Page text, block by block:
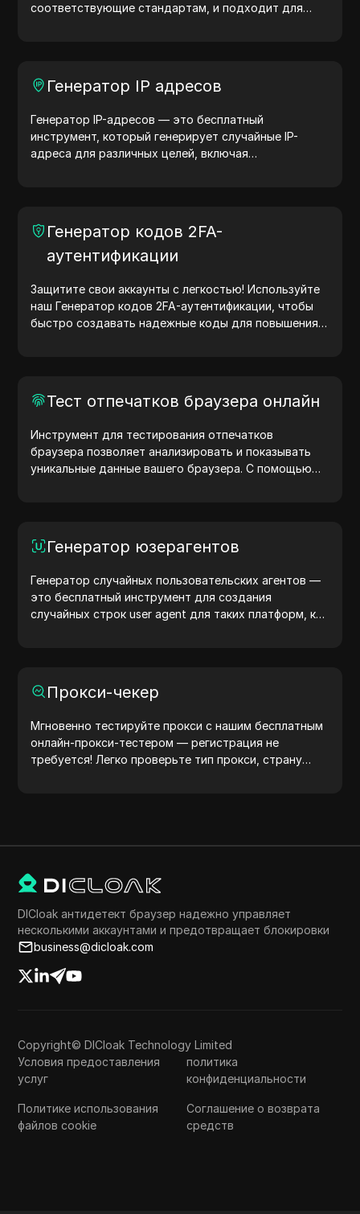
соответствующие стандартам, и подходит для
Генератор IP адресов
Генератор IP-адресов — это бесплатный
инструмент, который генерирует случайные IP-
адреса для различных целей, включая
IP-адресов он позволяет быстро генерировать IP-
адреса для тестирования геолокации, проверки
конфиденциальности и других нужд. Упростите
— генерируйте IP-адреса прямо сейчас!
Генератор кодов 2FA-
аутентификации
Защитите свои аккаунты с легкостью! Используйте
наш Генератор кодов 2FA-аутентификации, чтобы
быстро создавать надежные коды для повышения
Тест отпечатков браузера онлайн
Инструмент для тестирования отпечатков
браузера позволяет анализировать и показывать
уникальные данные вашего браузера. С помощью
Генератор юзерагентов
Генератор случайных пользовательских агентов —
это бесплатный инструмент для создания
случайных строк user agent для таких платформ, как
Упростите свои рабочие процессы — начните
Прокси-чекер
Мгновенно тестируйте прокси с нашим бесплатным
онлайн-прокси-тестером — регистрация не
требуется! Легко проверьте тип прокси, страну
DICloak антидетект браузер надежно управляет
несколькими аккаунтами и предотвращает блокировки
business@dicloak.com
Copyright© DICloak Technology Limited
Условия предоставления
услуг
политика
конфиденциальности
Политике использования
файлов cookie
Соглашение о возврата
средств